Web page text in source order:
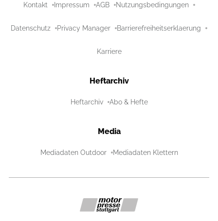
Kontakt Impressum AGB Nutzungsbedingungen
Datenschutz Privacy Manager Barrierefreiheitserklaerung
Karriere
Heftarchiv
Heftarchiv Abo & Hefte
Media
Mediadaten Outdoor Mediadaten Klettern